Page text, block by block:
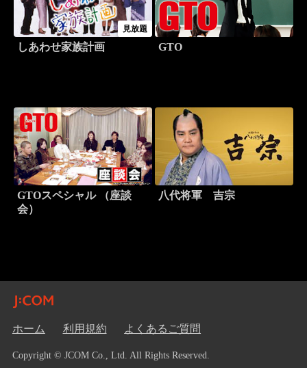
見放題
しあわせ家族計画 GTO
GTOスペシャル （座談
会）
八代将軍 吉宗
ホーム 利用規約 よくあるご質問
Copyright © JCOM Co., Ltd. All Rights Reserved.